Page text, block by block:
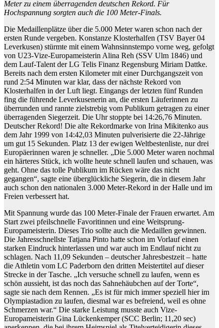
Meter zu einem überragenden deutschen Rekord. Für
Hochspannung sorgten auch die 100 Meter-Finals.
Die Medaillenplätze über die 5.000 Meter waren schon nach der
ersten Runde vergeben. Konstanze Klosterhalfen (TSV Bayer 04
Leverkusen) stürmte mit einem Wahnsinnstempo vorne weg, gefolgt
von U23-Vize-Europameisterin Alina Reh (SSV Ulm 1846) und
dem Lauf-Talent der LG Telis Finanz Regensburg Miriam Dattke.
Bereits nach dem ersten Kilometer mit einer Durchgangszeit von
rund 2:54 Minuten war klar, dass der nächste Rekord von
Klosterhalfen in der Luft liegt. Eingangs der letzten fünf Runden
fing die führende Leverkusenerin an, die ersten Läuferinnen zu
überrunden und rannte zielstrebig vom Publikum getragen zu einer
überragenden Siegerzeit. Die Uhr stoppte bei 14:26,76 Minuten.
Deutscher Rekord! Die alte Rekordmarke von Irina Mikitenko aus
dem Jahr 1999 von 14:42,03 Minuten pulverisierte die 22-Jährige
um gut 15 Sekunden. Platz 13 der ewigen Weltbestenliste, nur drei
Europäerinnen waren je schneller. „Die 5.000 Meter waren nochmal
ein härteres Stück, ich wollte heute schnell laufen und schauen, was
geht. Ohne das tolle Publikum im Rücken wäre das nicht
gegangen“, sagte eine überglückliche Siegerin, die in diesem Jahr
auch schon den nationalen 3.000 Meter-Rekord in der Halle und im
Freien verbessert hat.
Mit Spannung wurde das 100 Meter-Finale der Frauen erwartet. Am
Start zwei pfeilschnelle Favoritinnen und eine Weitsprung-
Europameisterin. Dieses Trio sollte auch die Medaillen gewinnen.
Die Jahresschnellste Tatjana Pinto hatte schon im Vorlauf einen
starken Eindruck hinterlassen und war auch im Endlauf nicht zu
schlagen. Nach 11,09 Sekunden – deutscher Jahresbestzeit – hatte
die Athletin vom LC Paderborn den dritten Meistertitel auf dieser
Strecke in der Tasche. „Ich versuche schnell zu laufen, wenn es
schön aussieht, ist das noch das Sahnehäubchen auf der Torte“,
sagte sie nach dem Rennen. „Es ist für mich immer speziell hier im
Olympiastadion zu laufen, diesmal war es befreiend, weil es ohne
Schmerzen war.“ Die starke Leistung musste auch Vize-
Europameisterin Gina Lückenkemper (SCC Berlin; 11,20 sec)